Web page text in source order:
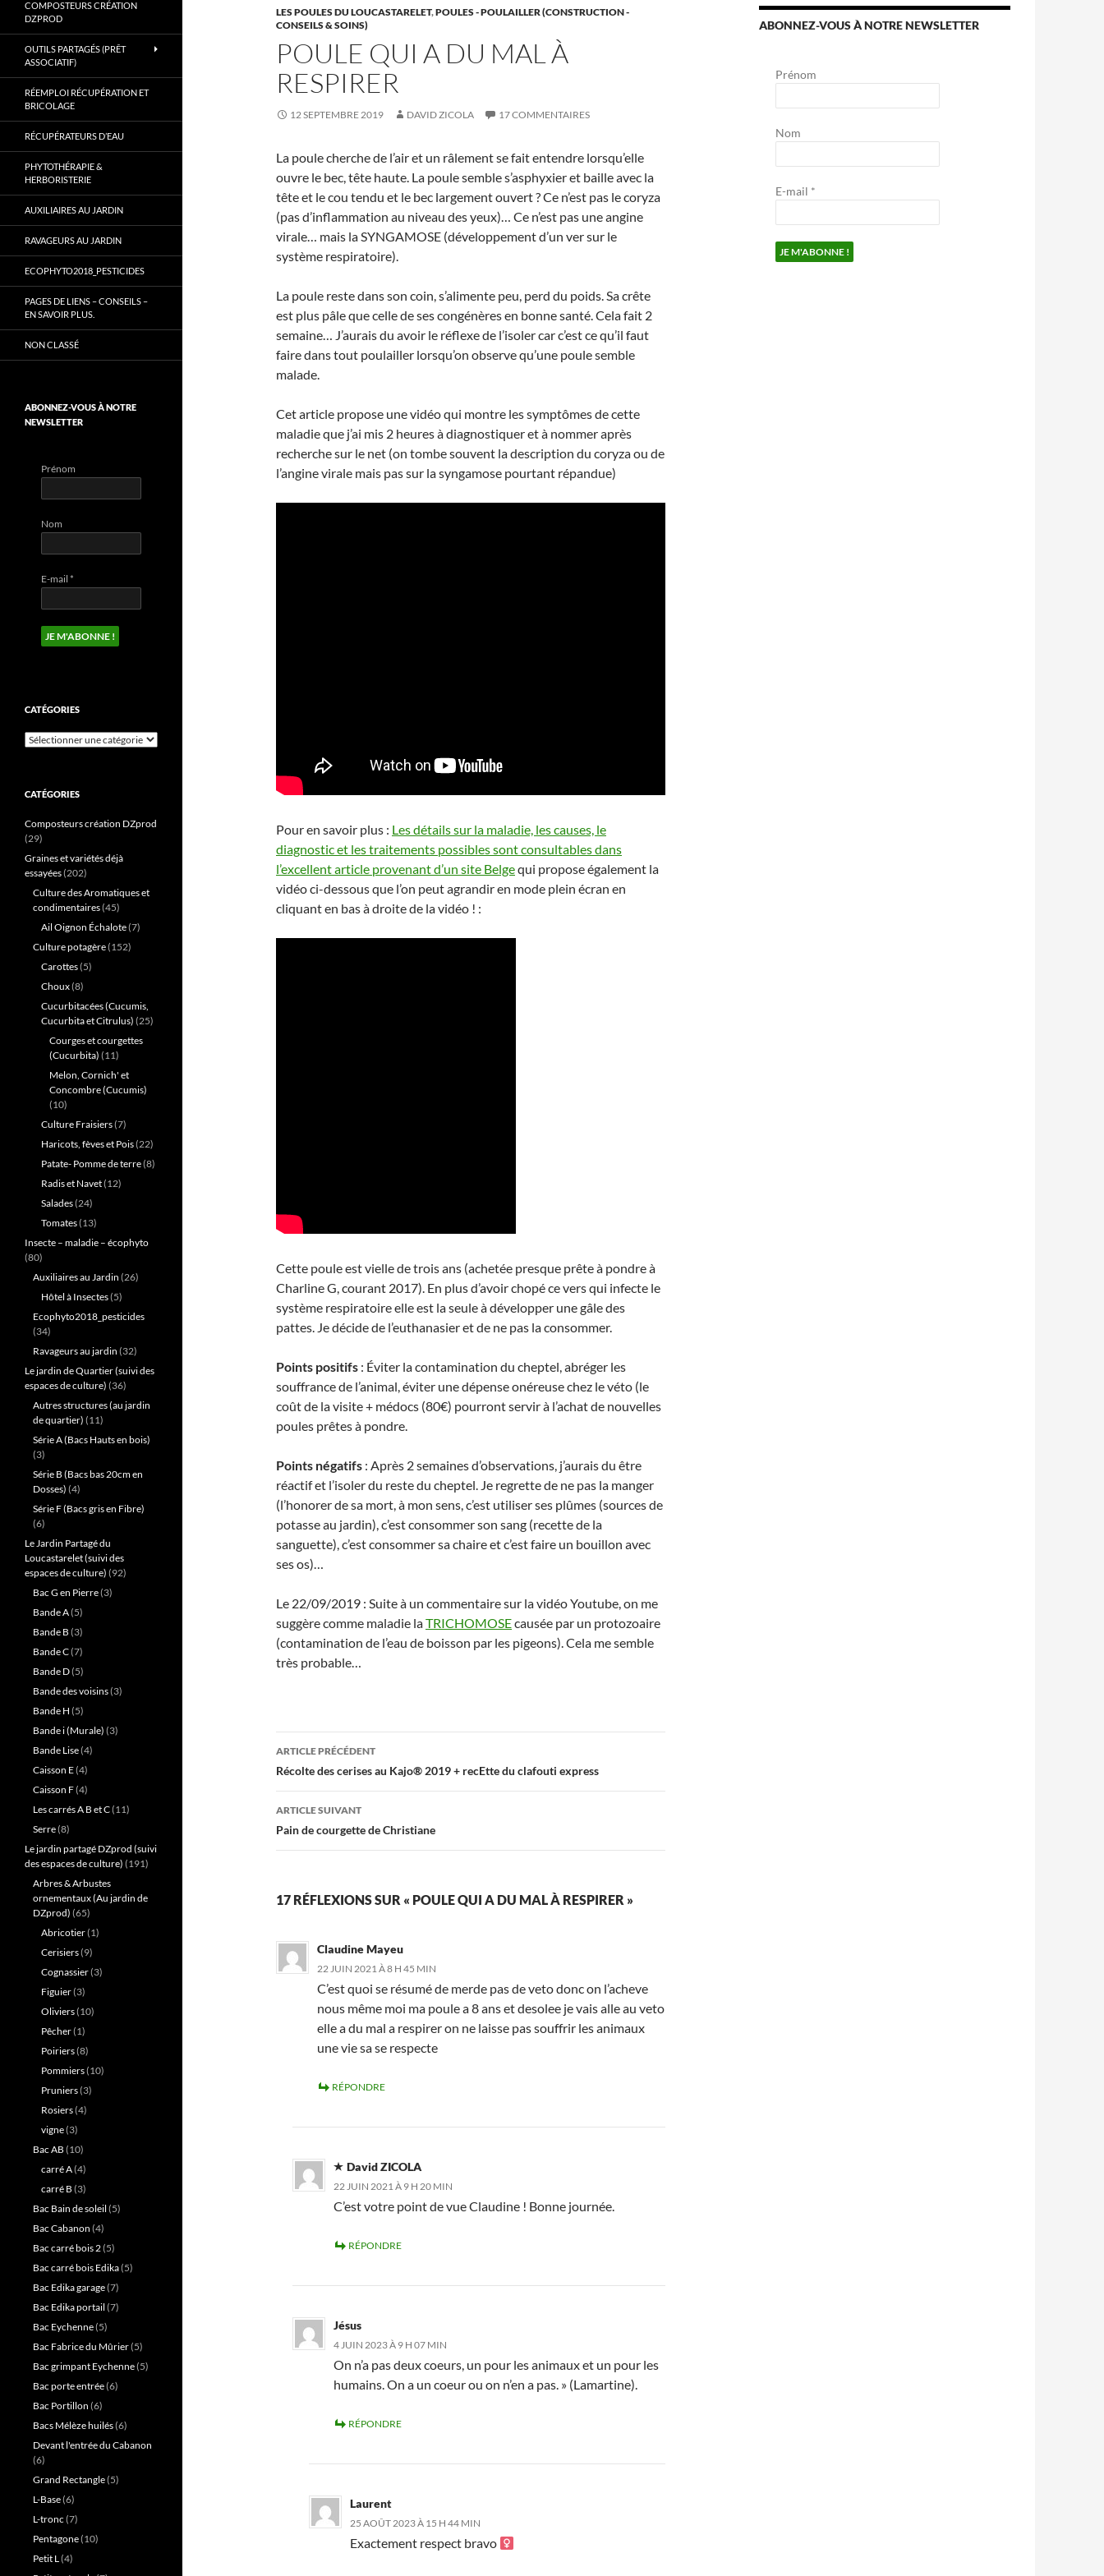
LES POULES DU LOUCASTARELET,POULES - POULAILLER (CONSTRUCTION -
CONSEILS & SOINS)
POULE QUI A DU MAL À
RESPIRER
12 SEPTEMBRE 2019 DAVID ZICOLA 17 COMMENTAIRES
La poule cherche de l’air et un râlement se fait entendre lorsqu’elle
ouvre le bec, tête haute. La poule semble s’asphyxier et baille avec la
tête et le cou tendu et le bec largement ouvert ? Ce n’est pas le coryza
(pas d’inflammation au niveau des yeux)… Ce n’est pas une angine
virale… mais la SYNGAMOSE (développement d’un ver sur le
système respiratoire).
La poule reste dans son coin, s’alimente peu, perd du poids. Sa crête
est plus pâle que celle de ses congénères en bonne santé. Cela fait 2
semaine… J’aurais du avoir le réflexe de l’isoler car c’est ce qu’il faut
faire dans tout poulailler lorsqu’on observe qu’une poule semble
malade.
Cet article propose une vidéo qui montre les symptômes de cette
maladie que j’ai mis 2 heures à diagnostiquer et à nommer après
recherche sur le net (on tombe souvent la description du coryza ou de
l’angine virale mais pas sur la syngamose pourtant répandue)
Pour en savoir plus : Les détails sur la maladie, les causes, le
diagnostic et les traitements possibles sont consultables dans
l’excellent article provenant d’un site Belgequi propose également la
vidéo ci-dessous que l’on peut agrandir en mode plein écran en
cliquant en bas à droite de la vidéo ! :
Cette poule est vielle de trois ans (achetée presque prête à pondre à
Charline G, courant 2017). En plus d’avoir chopé ce vers qui infecte le
système respiratoire elle est la seule à développer une gâle des
pattes. Je décide de l’euthanasier et de ne pas la consommer.
Points positifs : Éviter la contamination du cheptel, abréger les
souffrance de l’animal, éviter une dépense onéreuse chez le véto (le
coût de la visite + médocs (80€) pourront servir à l’achat de nouvelles
poules prêtes à pondre.
Points négatifs : Après 2 semaines d’observations, j’aurais du être
réactif et l’isoler du reste du cheptel. Je regrette de ne pas la manger
(l’honorer de sa mort, à mon sens, c’est utiliser ses plûmes (sources de
potasse au jardin), c’est consommer son sang (recette de la
sanguette), c’est consommer sa chaire et c’est faire un bouillon avec
ses os)…
Le 22/09/2019 : Suite à un commentaire sur la vidéo Youtube, on me
suggère comme maladie laTRICHOMOSEcausée par un protozoaire
(contamination de l’eau de boisson par les pigeons). Cela me semble
très probable…
Navigation
des
articles
ARTICLE PRÉCÉDENT
Récolte des cerises au Kajo® 2019 + recEtte du clafouti express
ARTICLE SUIVANT
Pain de courgette de Christiane
17 RÉFLEXIONS SUR « POULE QUI A DU MAL À RESPIRER »
Claudine Mayeu
22 JUIN 2021 À 8 H 45 MIN
C’est quoi se résumé de merde pas de veto donc on l’acheve
nous même moi ma poule a 8 ans et desolee je vais alle au veto
elle a du mal a respirer on ne laisse pas souffrir les animaux
une vie sa se respecte
RÉPONDRE
David ZICOLA
22 JUIN 2021 À 9 H 20 MIN
C’est votre point de vue Claudine ! Bonne journée.
RÉPONDRE
Jésus
4 JUIN 2023 À 9 H 07 MIN
On n’a pas deux coeurs, un pour les animaux et un pour les
humains. On a un coeur ou on n’en a pas. » (Lamartine).
RÉPONDRE
Laurent
25 AOÛT 2023 À 15 H 44 MIN
Exactement respect bravo ‍
ABONNEZ-VOUS À NOTRE NEWSLETTER
Prénom
Nom
E-mail *
Gard.
COMPOSTEURS CRÉATION
DZPROD
OUTILS PARTAGÉS (PRÊT
ASSOCIATIF)
RÉEMPLOI RÉCUPÉRATION ET
BRICOLAGE
RÉCUPÉRATEURS D’EAU
PHYTOTHÉRAPIE &
HERBORISTERIE
AUXILIAIRES AU JARDIN
RAVAGEURS AU JARDIN
ECOPHYTO2018_PESTICIDES
PAGES DE LIENS – CONSEILS –
EN SAVOIR PLUS.
NON CLASSÉ
ABONNEZ-VOUS À NOTRE
NEWSLETTER
Prénom
Nom
E-mail *
CATÉGORIES
Catégories
CATÉGORIES
Composteurs création DZprod
(29)
Graines et variétés déjà
essayées(202)
Culture des Aromatiques et
condimentaires(45)
Ail Oignon Échalote(7)
Culture potagère(152)
Carottes(5)
Choux(8)
Cucurbitacées (Cucumis,
Cucurbita et Citrulus) (25)
Courges et courgettes
(Cucurbita) (11)
Melon, Cornich' et
Concombre (Cucumis)
(10)
Culture Fraisiers(7)
Haricots, fèves et Pois(22)
Patate- Pomme de terre(8)
Radis et Navet(12)
Salades(24)
Tomates(13)
Insecte – maladie – écophyto
(80)
Auxiliaires au Jardin (26)
Hôtel à Insectes(5)
Ecophyto2018_pesticides
(34)
Ravageurs au jardin (32)
Le jardin de Quartier (suivi des
espaces de culture) (36)
Autres structures (au jardin
de quartier) (11)
Série A (Bacs Hauts en bois)
(3)
Série B (Bacs bas 20cm en
Dosses) (4)
Série F (Bacs gris en Fibre)
(6)
Le Jardin Partagé du
Loucastarelet (suivi des
espaces de culture) (92)
Bac G en Pierre(3)
Bande A(5)
Bande B (3)
Bande C(7)
Bande D(5)
Bande des voisins(3)
Bande H (5)
Bande i (Murale) (3)
Bande Lise(4)
Caisson E(4)
Caisson F(4)
Les carrés A B et C(11)
Serre(8)
Le jardin partagé DZprod (suivi
des espaces de culture) (191)
Arbres & Arbustes
ornementaux (Au jardin de
DZprod) (65)
Abricotier(1)
Cerisiers(9)
Cognassier(3)
Figuier(3)
Oliviers(10)
Pêcher(1)
Poiriers(8)
Pommiers(10)
Pruniers(3)
Rosiers(4)
vigne(3)
Bac AB (10)
carré A(4)
carré B (3)
Bac Bain de soleil (5)
Bac Cabanon (4)
Bac carré bois 2(5)
Bac carré bois Edika(5)
Bac Edika garage(7)
Bac Edika portail (7)
Bac Eychenne(5)
Bac Fabrice du Mûrier(5)
Bac grimpant Eychenne(5)
Bac porte entrée(6)
Bac Portillon (6)
Bacs Mélèze huilés(6)
Devant l'entrée du Cabanon
(6)
Grand Rectangle(5)
L-Base(6)
L-tronc (7)
Pentagone(10)
Petit L(4)